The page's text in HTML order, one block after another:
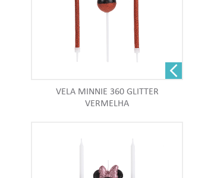
VELA MINNIE 360 GLITTER
VERMELHA